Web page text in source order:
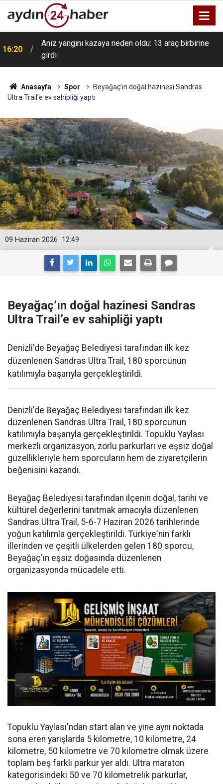
16:20
Anız yangını kazaya neden oldu: 13 araç birbirine
girdi
Anasayfa Spor
Beyağaç’ın doğal hazinesi Sandras
Ultra Trail’e ev sahipliği yaptı
12:49
09 Haziran 2026
Beyağaç’ın doğal hazinesi Sandras
Ultra Trail’e ev sahipliği yaptı
Denizli'de Beyağaç Belediyesi tarafından ilk kez
düzenlenen Sandras Ultra Trail, 180 sporcunun
katılımıyla başarıyla gerçekleştirildi.
Denizli'de Beyağaç Belediyesi tarafından ilk kez
düzenlenen Sandras Ultra Trail, 180 sporcunun
katılımıyla başarıyla gerçekleştirildi. Topuklu Yaylası
merkezli organizasyon, zorlu parkurları ve eşsiz doğal
güzellikleriyle hem sporcuların hem de ziyaretçilerin
beğenisini kazandı.
Beyağaç Belediyesi tarafından ilçenin doğal, tarihi ve
kültürel değerlerini tanıtmak amacıyla düzenlenen
Sandras Ultra Trail, 5-6-7 Haziran 2026 tarihlerinde
yoğun katılımla gerçekleştirildi. Türkiye'nin farklı
illerinden ve çeşitli ülkelerden gelen 180 sporcu,
Beyağaç'ın eşsiz doğasında düzenlenen
organizasyonda mücadele etti.
Topuklu Yaylası'ndan start alan ve yine aynı noktada
sona eren yarışlarda 5 kilometre, 10 kilometre, 24
kilometre, 50 kilometre ve 70 kilometre olmak üzere
toplam beş farklı parkur yer aldı. Ultra maraton
kategorisindeki 50 ve 70 kilometrelik parkurlar,